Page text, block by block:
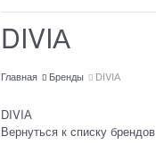
DIVIА
Главная Бренды DIVIА
DIVIА
Вернуться к списку брендов